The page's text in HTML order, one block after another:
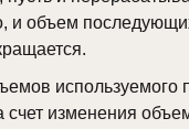
и объем
используемого
счет изменения